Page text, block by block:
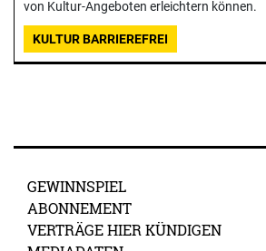
von Kultur-Angeboten erleichtern können.
KULTUR BARRIEREFREI
GEWINNSPIEL
ABONNEMENT
VERTRÄGE HIER KÜNDIGEN